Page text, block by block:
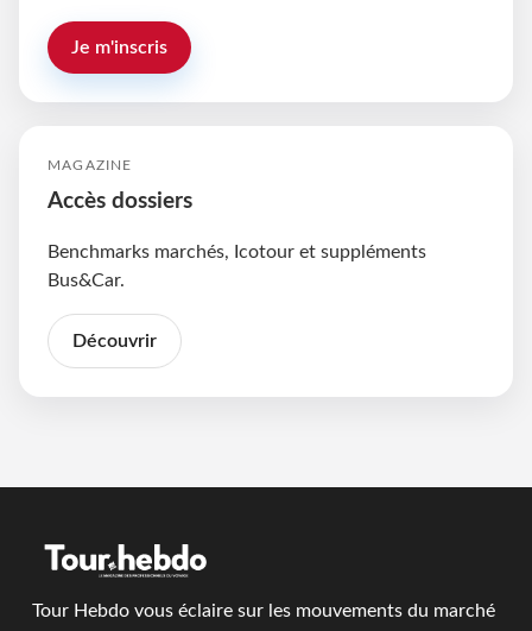
Je m'inscris
MAGAZINE
Accès dossiers
Benchmarks marchés, Icotour et suppléments
Bus&Car.
Découvrir
Tour Hebdo vous éclaire sur les mouvements du marché